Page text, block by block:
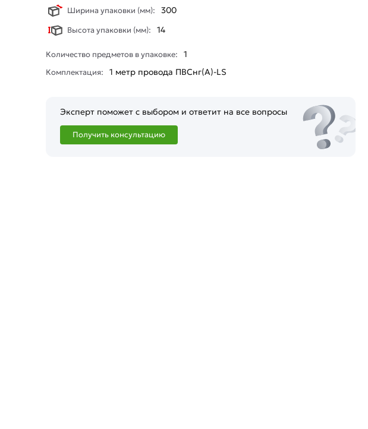
Ширина упаковки (мм): 300
Высота упаковки (мм): 14
Количество предметов в упаковке: 1
Комплектация: 1 метр провода ПВСнг(А)-LS
Эксперт поможет с выбором и ответит на все вопросы
Получить консультацию